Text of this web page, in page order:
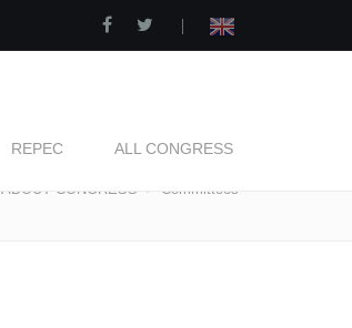
|
REPEC ALL CONGRESS
ABOUT CONGRESS Committees